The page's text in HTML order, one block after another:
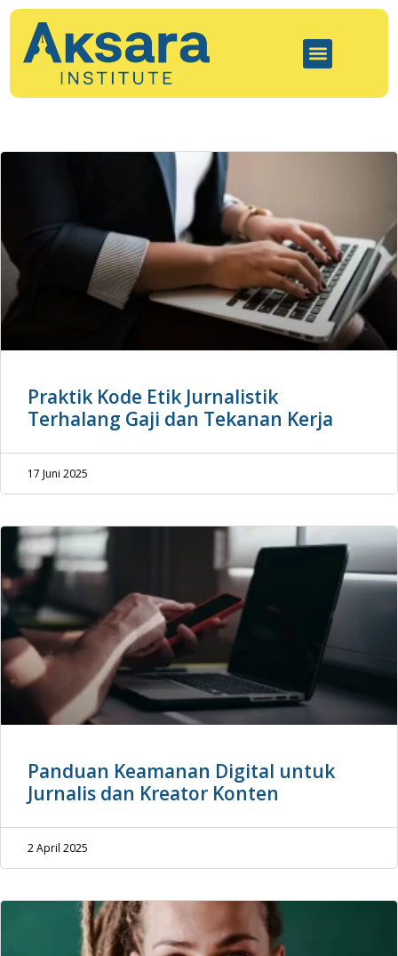
Praktik Kode Etik Jurnalistik
Terhalang Gaji dan Tekanan Kerja
17 Juni 2025
Panduan Keamanan Digital untuk
Jurnalis dan Kreator Konten
2 April 2025